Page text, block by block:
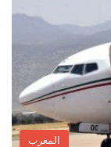
المغرب